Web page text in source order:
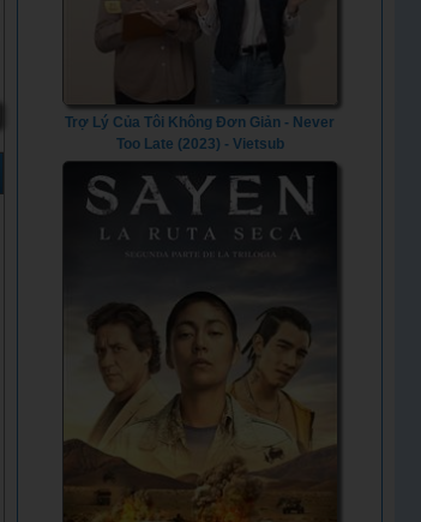
Trợ Lý Của Tôi Không Đơn Giản - Never
Too Late (2023) - Vietsub